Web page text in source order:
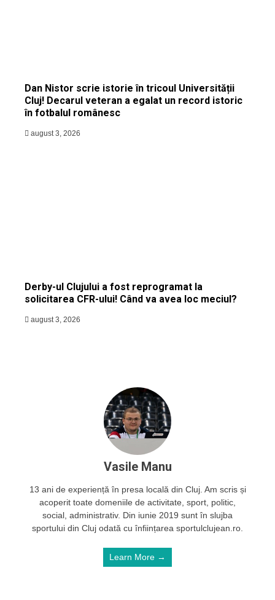
Dan Nistor scrie istorie în tricoul Universității
Cluj! Decarul veteran a egalat un record istoric
în fotbalul românesc
august 3, 2026
Derby-ul Clujului a fost reprogramat la
solicitarea CFR-ului! Când va avea loc meciul?
august 3, 2026
Vasile Manu
13 ani de experiență în presa locală din Cluj. Am scris și
acoperit toate domeniile de activitate, sport, politic,
social, administrativ. Din iunie 2019 sunt în slujba
sportului din Cluj odată cu înființarea sportulclujean.ro.
Learn More →